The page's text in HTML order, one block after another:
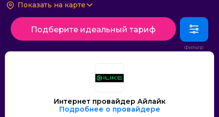
Показать на карте
Подберите идеальный тариф
Интернет провайдер Айлайк
Подробнее о провайдере